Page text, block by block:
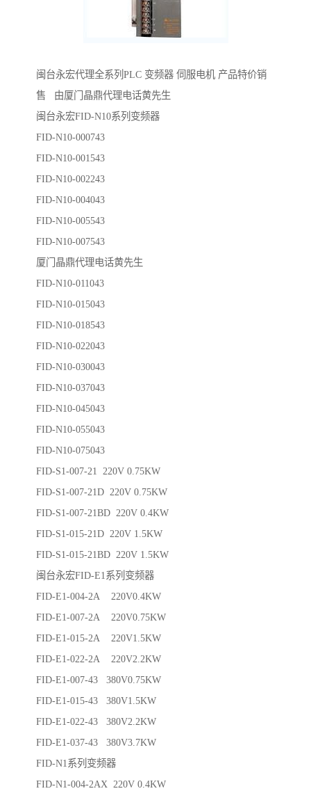
闽台永宏代理全系列PLC 变频器 伺服电机 产品特价销
售 由厦门晶鼎代理电话黄先生
闽台永宏FID-N10系列变频器
FID-N10-000743
FID-N10-001543
FID-N10-002243
FID-N10-004043
FID-N10-005543
FID-N10-007543
厦门晶鼎代理电话黄先生
FID-N10-011043
FID-N10-015043
FID-N10-018543
FID-N10-022043
FID-N10-030043
FID-N10-037043
FID-N10-045043
FID-N10-055043
FID-N10-075043
FID-S1-007-21 220V 0.75KW
FID-S1-007-21D 220V 0.75KW
FID-S1-007-21BD 220V 0.4KW
FID-S1-015-21D 220V 1.5KW
FID-S1-015-21BD 220V 1.5KW
闽台永宏FID-E1系列变频器
FID-E1-004-2A 220V0.4KW
FID-E1-007-2A 220V0.75KW
FID-E1-015-2A 220V1.5KW
FID-E1-022-2A 220V2.2KW
FID-E1-007-43 380V0.75KW
FID-E1-015-43 380V1.5KW
FID-E1-022-43 380V2.2KW
FID-E1-037-43 380V3.7KW
FID-N1系列变频器
FID-N1-004-2AX 220V 0.4KW